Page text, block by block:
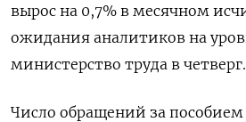
вырос на 0,7% в месячном
ожидания аналитиков на
министерство труда в четверг.
Число обращений за пособием